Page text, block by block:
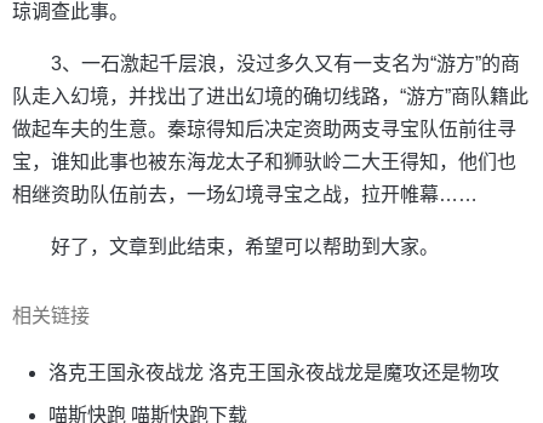
琼调查此事。
3、一石激起千层浪，没过多久又有一支名为“游方”的商
队走入幻境，并找出了进出幻境的确切线路，“游方”商队籍此
做起车夫的生意。秦琼得知后决定资助两支寻宝队伍前往寻
宝，谁知此事也被东海龙太子和狮驮岭二大王得知，他们也
相继资助队伍前去，一场幻境寻宝之战，拉开帷幕……
好了，文章到此结束，希望可以帮助到大家。
相关链接
洛克王国永夜战龙 洛克王国永夜战龙是魔攻还是物攻
喵斯快跑 喵斯快跑下载